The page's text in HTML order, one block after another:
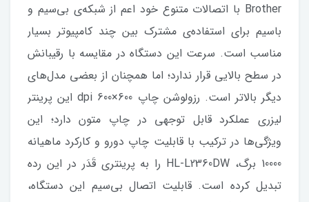
Brother با اتصالات متنوع خود اعم از شبکه‌ی بی‌سیم و
باسیم برای استفاده‌ی مشترک بین چند کامپیوتر بسیار
مناسب است. سرعت این دستگاه در مقایسه با رقیبانش
در سطح بالایی قرار ندارد؛ اما همچنان از بعضی مدل‌‌های
دیگر بالاتر است. رزولوشن چاپ 600×600 dpi این پرینتر
لیزری عملکرد قابل توجهی در چاپ متون دارد؛ این
ویژگی‌ها در ترکیب با قابلیت چاپ دورو و کارکرد ماهیانه
10000 برگ، HL-L2360DW را به پرینتری قَدَر در این رده
تبدیل کرده است. قابلیت اتصال بی‌سیم این دستگاه،